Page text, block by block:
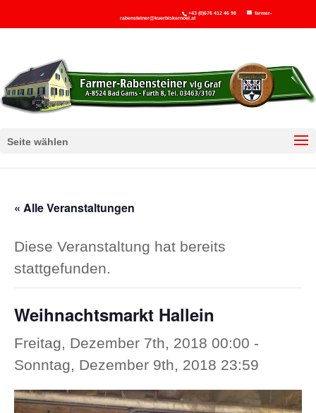
+43 (0)676 412 46 98
farmer-
rabensteiner@kuerbiskernoel.at
Seite wählen
« Alle Veranstaltungen
Diese Veranstaltung hat bereits
stattgefunden.
Weihnachtsmarkt Hallein
Freitag, Dezember 7th, 2018 00:00 -
Sonntag, Dezember 9th, 2018 23:59